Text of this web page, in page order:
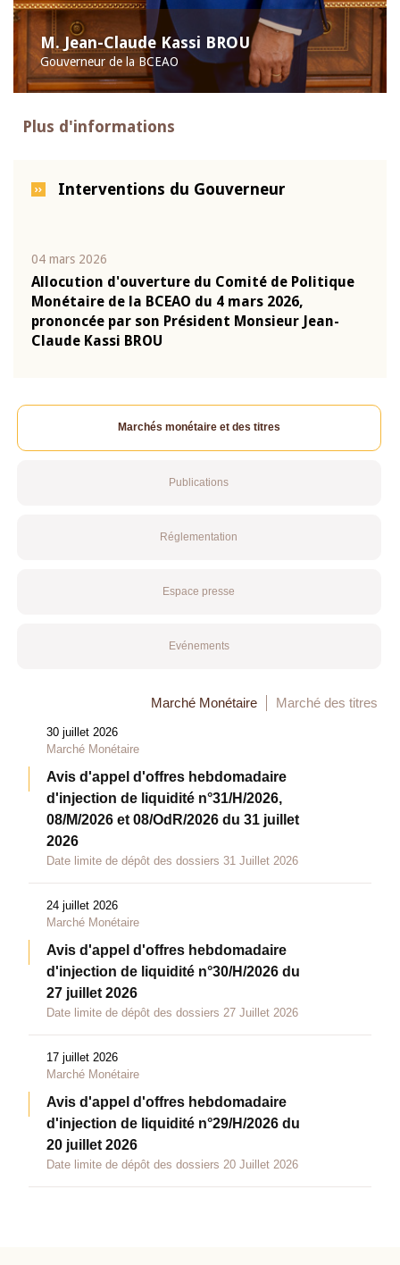
M. Jean-Claude Kassi BROU
Gouverneur de la BCEAO
Plus d'informations
Interventions du Gouverneur
04 mars 2026
Allocution d'ouverture du Comité de Politique
Monétaire de la BCEAO du 4 mars 2026,
prononcée par son Président Monsieur Jean-
Claude Kassi BROU
Marchés monétaire et des titres
Publications
Réglementation
Espace presse
Evénements
Marché Monétaire Marché des titres
30 juillet 2026
Marché Monétaire
Avis d'appel d'offres hebdomadaire
d'injection de liquidité n°31/H/2026,
08/M/2026 et 08/OdR/2026 du 31 juillet
2026
Date limite de dépôt des dossiers 31 Juillet 2026
24 juillet 2026
Marché Monétaire
Avis d'appel d'offres hebdomadaire
d'injection de liquidité n°30/H/2026 du
27 juillet 2026
Date limite de dépôt des dossiers 27 Juillet 2026
17 juillet 2026
Marché Monétaire
Avis d'appel d'offres hebdomadaire
d'injection de liquidité n°29/H/2026 du
20 juillet 2026
Date limite de dépôt des dossiers 20 Juillet 2026